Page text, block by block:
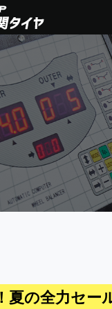
夏の全力セー